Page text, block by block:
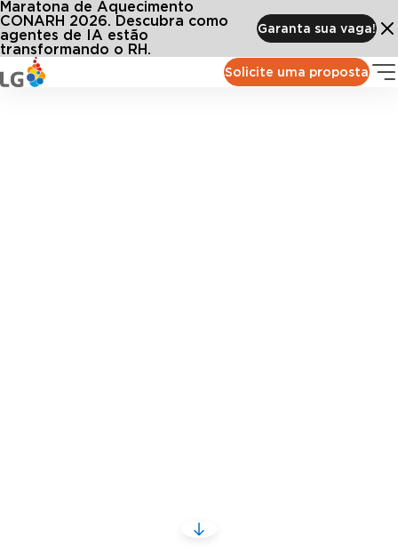
Solicite uma proposta
Maratona de Aquecimento
CONARH 2026. Descubra como
agentes de IA estão
transformando o RH.
Garanta sua vaga!